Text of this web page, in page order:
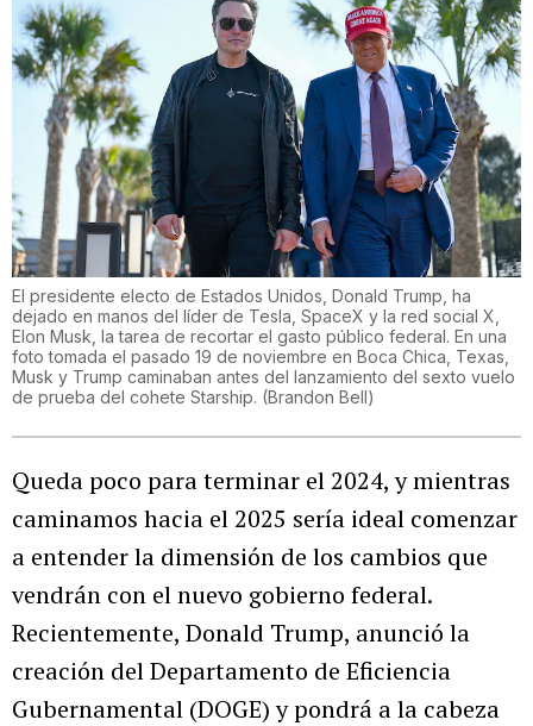
El presidente electo de Estados Unidos, Donald Trump, ha
dejado en manos del líder de Tesla, SpaceX y la red social X,
Elon Musk, la tarea de recortar el gasto público federal. En una
foto tomada el pasado 19 de noviembre en Boca Chica, Texas,
Musk y Trump caminaban antes del lanzamiento del sexto vuelo
de prueba del cohete Starship. (Brandon Bell)
Queda poco para terminar el 2024, y mientras
caminamos hacia el 2025 sería ideal comenzar
a entender la dimensión de los cambios que
vendrán con el nuevo gobierno federal.
Recientemente, Donald Trump, anunció la
creación del Departamento de Eficiencia
Gubernamental (DOGE) y pondrá a la cabeza